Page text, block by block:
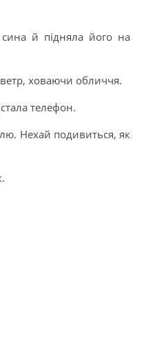
сина й підняла його на
ховаючи обличчя.
телефон.
Нехай подивиться, як